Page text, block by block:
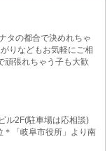
タの都合で決めれちゃ
りなどもお気軽にご相
頑張れちゃう子も大歓
ル2F(駐車場は応相談)
＊「岐阜市役所」より南